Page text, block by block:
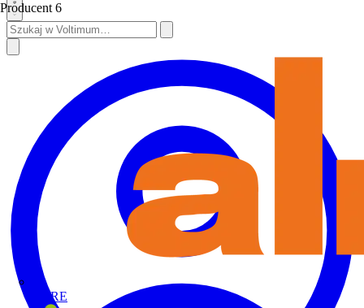
Producent 6
ALRE